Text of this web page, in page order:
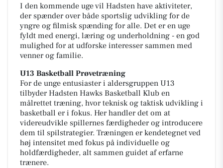
I den kommende uge vil Hadsten have aktiviteter,
der spænder over både sportslig udvikling for de
yngre og filmisk spænding for alle. Det er en uge
fyldt med energi, læring og underholdning - en god
mulighed for at udforske interesser sammen med
venner og familie.
U13 Basketball Prøvetræning
For de unge entusiaster i aldersgruppen U13
tilbyder Hadsten Hawks Basketball Klub en
målrettet træning, hvor teknisk og taktisk udvikling i
basketball er i fokus. Her handler det om at
videreudvikle spillernes færdigheder og introducere
dem til spilstrategier. Træningen er kendetegnet ved
høj intensitet med fokus på individuelle og
holdfærdigheder, alt sammen guidet af erfarne
trænere.